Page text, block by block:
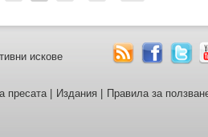
искове
пресата| Издания Правила за